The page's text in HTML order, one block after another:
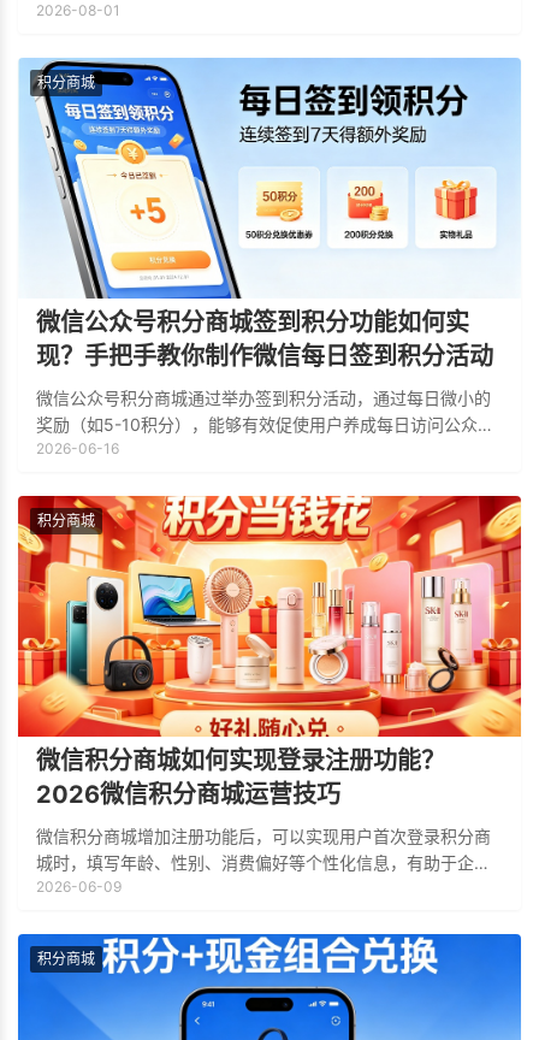
设计，能够有效沉淀用户资产。本文将系统梳理微信公众号积
2026-08-01
积分商城
微信公众号积分商城签到积分功能如何实
现？手把手教你制作微信每日签到积分活动
微信公众号积分商城通过举办签到积分活动，通过每日微小的
奖励（如5-10积分），能够有效促使用户养成每日访问公众号
的习惯。这种看似简单的互动，不仅提升了公众号的日活跃度
2026-06-16
积分商城
微信积分商城如何实现登录注册功能？
2026微信积分商城运营技巧
微信积分商城增加注册功能后，可以实现用户首次登录积分商
城时，填写年龄、性别、消费偏好等个性化信息，有助于企业
构建精准的用户画像，为后续的精准营销、定向发放积分奖励
2026-06-09
积分商城